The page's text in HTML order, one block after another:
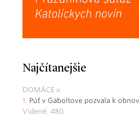
Najčítanejšie
DOMÁCE
Púť v Gaboltove pozvala k
Videné: 480